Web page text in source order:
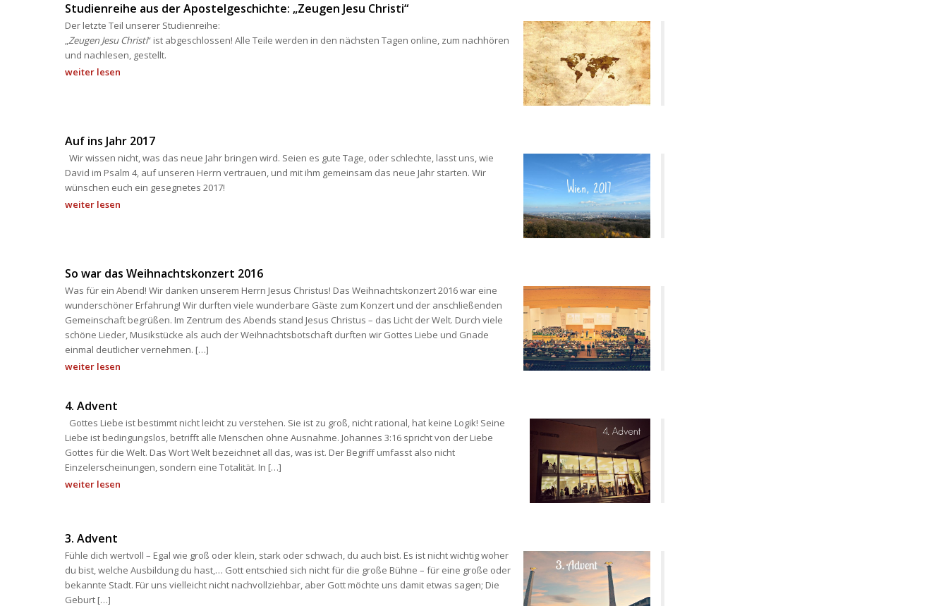
Studienreihe aus der Apostelgeschichte: „Zeugen Jesu Christi“
Der letzte Teil unserer Studienreihe:
„Zeugen Jesu Christi“ ist abgeschlossen! Alle Teile werden in den nächsten Tagen online, zum nachhören
und nachlesen, gestellt.
weiter lesen
Auf ins Jahr 2017
Wir wissen nicht, was das neue Jahr bringen wird. Seien es gute Tage, oder schlechte, lasst uns, wie
David im Psalm 4, auf unseren Herrn vertrauen, und mit ihm gemeinsam das neue Jahr starten. Wir
wünschen euch ein gesegnetes 2017!
weiter lesen
So war das Weihnachtskonzert 2016
Was für ein Abend! Wir danken unserem Herrn Jesus Christus! Das Weihnachtskonzert 2016 war eine
wunderschöner Erfahrung! Wir durften viele wunderbare Gäste zum Konzert und der anschließenden
Gemeinschaft begrüßen. Im Zentrum des Abends stand Jesus Christus – das Licht der Welt. Durch viele
chöne Lieder, Musikstücke als auch der Weihnachtsbotschaft durften wir Gottes Liebe und Gnade
einmal deutlicher vernehmen. […]
weiter lesen
4. Advent
Gottes Liebe ist bestimmt nicht leicht zu verstehen. Sie ist zu groß, nicht rational, hat keine Logik! Seine
Liebe ist bedingungslos, betrifft alle Menschen ohne Ausnahme. Johannes 3:16 spricht von der Liebe
Gottes für die Welt. Das Wort Welt bezeichnet all das, was ist. Der Begriff umfasst also nicht
Einzelerscheinungen, sondern eine Totalität. In […]
weiter lesen
3. Advent
Fühle dich wertvoll – Egal wie groß oder klein, stark oder schwach, du auch bist. Es ist nicht wichtig woher
du bist, welche Ausbildung du hast,… Gott entschied sich nicht für die große Bühne – für eine große oder
bekannte Stadt. Für uns vielleicht nicht nachvollziehbar, aber Gott möchte uns damit etwas sagen; Die
Geburt […]